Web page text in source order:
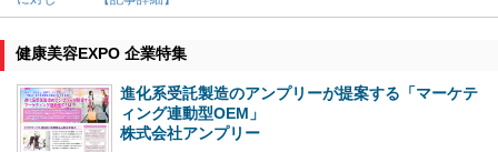
健康美容EXPO 企業特集
進化系受託製造のアンプリーが提案する「マーケテ
ィング連動型OEM」
株式会社アンプリー